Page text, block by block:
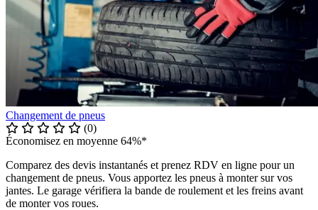
Changement de pneus
(0)
Économisez en moyenne 64%*
Comparez des devis instantanés et prenez RDV en ligne pour un
changement de pneus. Vous apportez les pneus à monter sur vos
jantes. Le garage vérifiera la bande de roulement et les freins avant
de monter vos roues.